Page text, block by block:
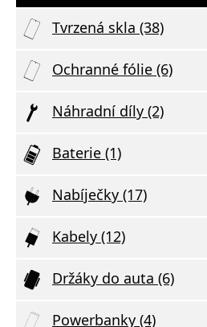
Tvrzená skla (38)
Ochranné fólie (6)
Náhradní díly (2)
Baterie (1)
Nabíječky (17)
Kabely (12)
Držáky do auta (6)
Powerbanky (4)